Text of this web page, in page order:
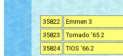
35822 Emmen 3
35823
Tornado '65 2
35824
TIOS '66 2